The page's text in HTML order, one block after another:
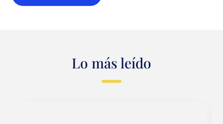
Lo más leído